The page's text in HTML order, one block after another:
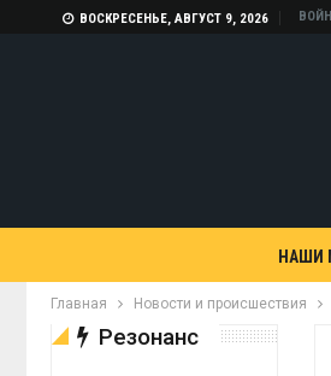
ВОСКРЕСЕНЬЕ, АВГУСТ 9, 2026
НАШИ
Главная Новости и происшествия
Резонанс